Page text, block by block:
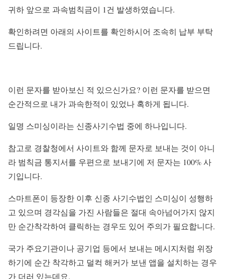
귀하 앞으로 과속범칙금이 1건 발생하였습니다.
확인하려면 아래의 사이트를 확인하시어 조속히 납부 부탁
드립니다.
이런 문자를 받아보신 적 있으신가요? 이런 문자를 받으면
순간적으로 내가 과속한적이 있었나 혹하게 됩니다.
일명 스미싱이라는 신종사기수법 중에 하나입니다.
참고로 경찰청에서 사이트와 함께 문자로 보내는 것이 아니
라 범칙금 통지서를 우편으로 보내기에 저 문자는 100% 사
기입니다.
스마트폰이 등장한 이후 신종 사기수법인 스미싱이 성행하
고 있으며 경각심을 가진 사람들은 절대 속아넘어가지 않지
만 순간착각하여 클릭하는 경우도 있어 주의가 필요합니다.
국가 주요기관이나 공기업 등에서 보내는 메시지처럼 위장
하기에 순간 착각하고 덜컥 해커가 보낸 앱을 설치하는 경우
가 더러 있는데요.